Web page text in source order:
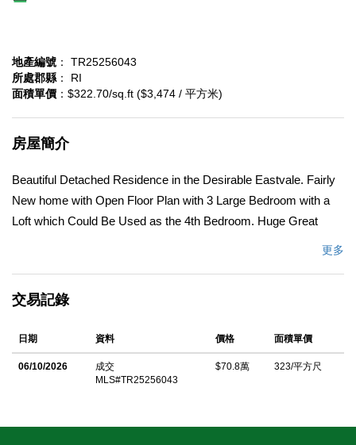
地產編號 ： TR25256043
所處郡縣 ： RI
面積單價 ：$322.70/sq.ft ($3,474 / 平方米)
房屋簡介
Beautiful Detached Residence in the Desirable Eastvale. Fairly
New home with Open Floor Plan with 3 Large Bedroom with a
Loft which Could Be Used as the 4th Bedroom. Huge Great
Individual Laundry Room. 2 Car Attached Garage. Quiet and
Shopping Plaza and Super Markets. Community Pool and Spa
and Play Area. Convenient Location To Freeway Access and
Prestigious Schools Nearby.
更多
交易記錄
日期 資料 價格 面積單價
06/10/2026
成交
MLS#TR25256043
$70.8萬 323/平方尺